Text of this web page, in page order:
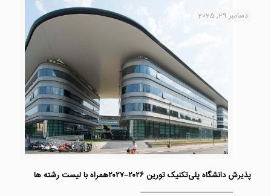
دسامبر 29, 2025
پذیرش دانشگاه پلی‌تکنیک تورین ۲۰۲۶–۲۰۲۷همراه با لیست رشته ها